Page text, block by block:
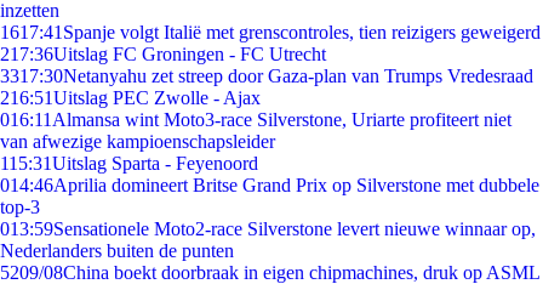
inzetten
1617:41 Spanje volgt Italië met grenscontroles, tien reizigers geweigerd
217:36Uitslag FC Groningen - FC Utrecht
3317:30Netanyahu zet streep door Gaza-plan van Trumps Vredesraad
216:51Uitslag PEC Zwolle - Ajax
016:11 Almansa wint Moto3-race Silverstone, Uriarte profiteert niet
van afwezige kampioenschapsleider
115:31Uitslag Sparta - Feyenoord
014:46Aprilia domineert Britse Grand Prix op Silverstone met dubbele
top-3
013:59Sensationele Moto2-race Silverstone levert nieuwe winnaar op,
Nederlanders buiten de punten
5209/08China boekt doorbraak in eigen chipmachines, druk op ASML